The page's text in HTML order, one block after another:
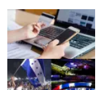
15
seconds